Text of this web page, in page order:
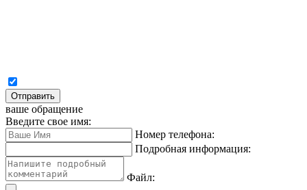
Отправить
ваше обращение
Введите свое имя:
Номер телефона:
Подробная информация:
Файл: